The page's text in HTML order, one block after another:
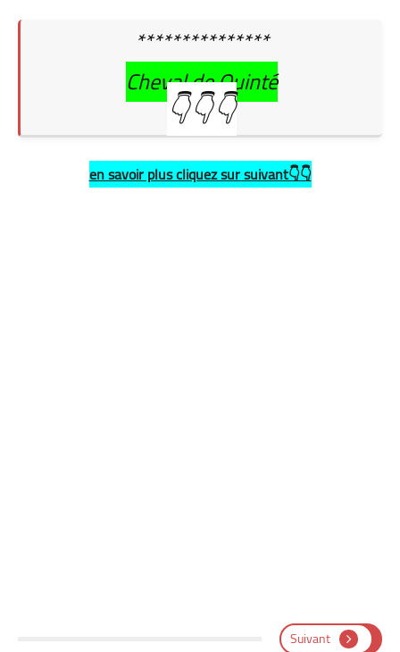
***************
Cheval de Quinté
👇👇👇
en savoir plus cliquez sur suivant👇👇
Suivant